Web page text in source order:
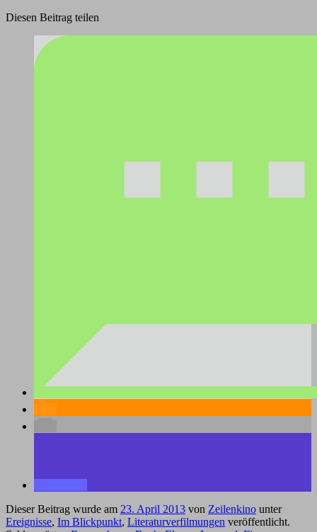
Diesen Beitrag teilen
Dieser Beitrag wurde am 23. April 2013 von Zeilenkino unter
Ereignisse, Im Blickpunkt, Literaturverfilmungen veröffentlicht.